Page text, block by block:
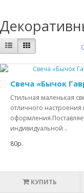
Свеча «Бычок
Стильная маленькая
отличного настроения
индивидуальной ..
80р.
КУПИТЬ